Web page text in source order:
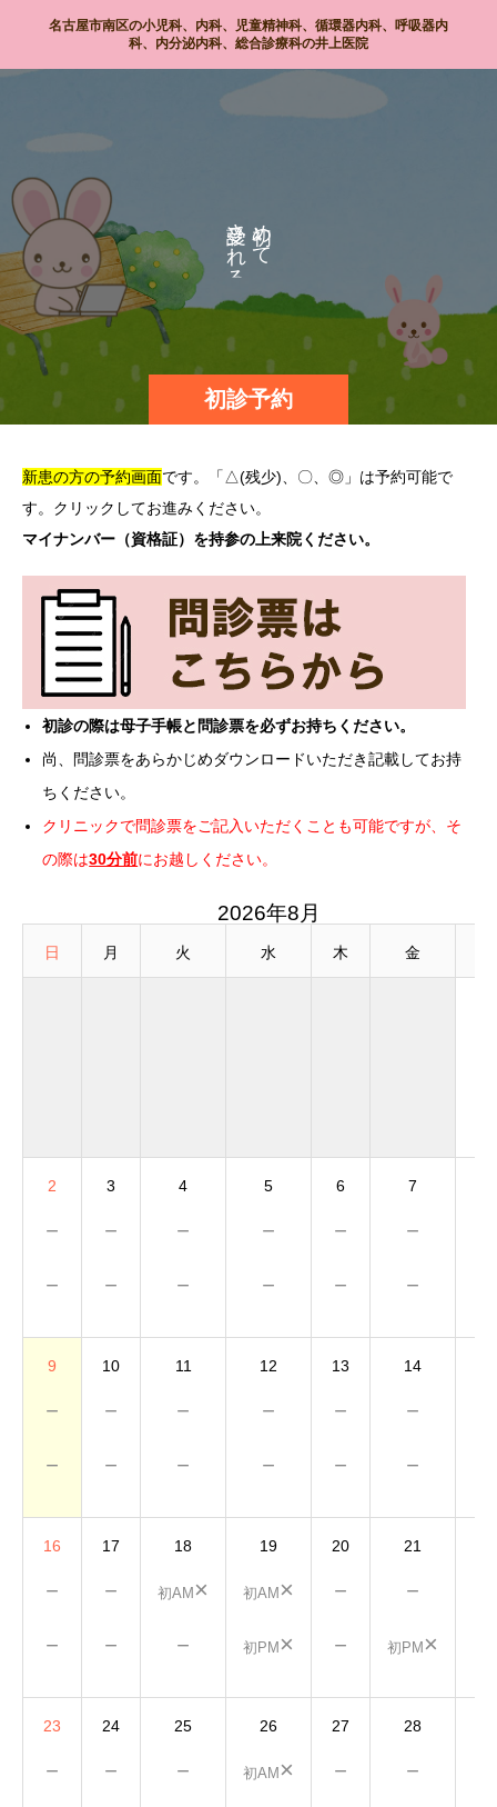
名古屋市南区の小児科、内科、児童精神科、循環器内科、呼吸器内
科、内分泌内科、総合診療科の井上医院
初診予約
て
れ
る
の
新患の方の予約画面です。「△(残少)、〇、◎」は予約可能で
す。クリックしてお進みください。
マイナンバー（資格証）を持参の上来院ください。
初診の際は母子手帳と問診票を必ずお持ちください。
尚、問診票をあらかじめダウンロードいただき記載してお持
ちください。
クリニックで問診票をご記入いただくことも可能ですが、そ
の際は30分前にお越しください。
2026年8月
日 月 火 水 木 金
2
－
－
3
－
－
4
－
－
5
－
－
6
－
－
7
－
－
9
－
－
10
－
－
11
－
－
12
－
－
13
－
－
14
－
－
16
－
－
17
－
－
18
初AM ×
－
19
初AM ×
初PM ×
20
－
－
21
－
初PM ×
23
－
24
－
25
－
26
初AM ×
27
－
28
－